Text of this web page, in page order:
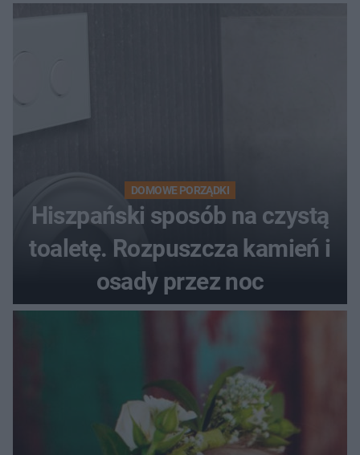
DOMOWE PORZĄDKI
Hiszpański sposób na czystą
toaletę. Rozpuszcza kamień i
osady przez noc